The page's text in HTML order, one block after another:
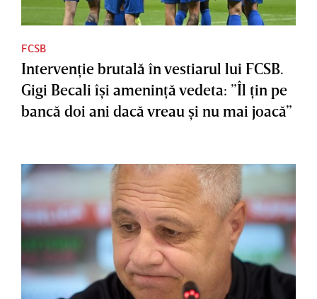
FCSB
Intervenţie brutală în vestiarul lui FCSB.
Gigi Becali îşi ameninţă vedeta: ”Îl ţin pe
bancă doi ani dacă vreau şi nu mai joacă”